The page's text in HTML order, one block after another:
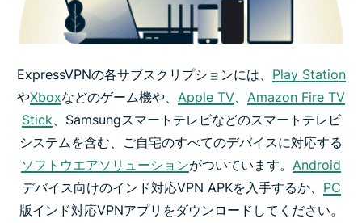
ExpressVPNの各サブスクリプションには、 Play Station
やXboxなどのゲーム機や、 Apple TV
Amazon Fire TV
Stick 、Samsungスマートテレビなどのスマートテレビ
システムを含む、ご自宅のすべてのデバイスに対応する
ソフトウエアソリューションがついています。 Android
デバイス向けのインド対応VPN APKを入手するか、 PC
版インド対応VPNアプリをダウンロードしてください。